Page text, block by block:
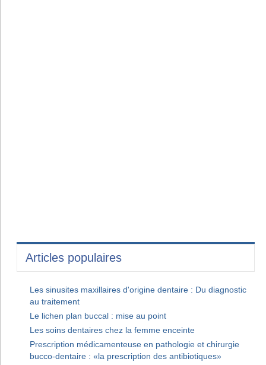
Articles populaires
Les sinusites maxillaires d'origine dentaire : Du diagnostic
au traitement
Le lichen plan buccal : mise au point
Les soins dentaires chez la femme enceinte
Prescription médicamenteuse en pathologie et chirurgie
bucco-dentaire : «la prescription des antibiotiques»